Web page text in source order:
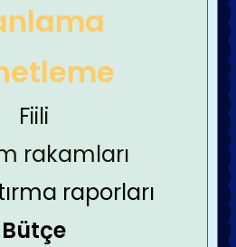
Fiili
rakamları
raporları
Bütçe